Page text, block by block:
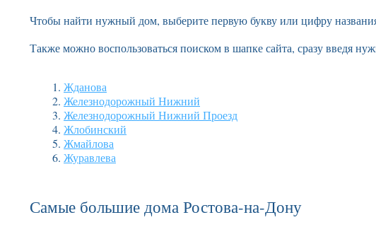
Чтобы найти нужный дом, выберите первую букву или цифру
Также можно воспользоваться поиском в шапке сайта, сразу введя
Жданова
Железнодорожный Нижний
Железнодорожный Нижний Проезд
Жлобинский
Жмайлова
Журавлева
Самые большие дома Ростова-на-Дону